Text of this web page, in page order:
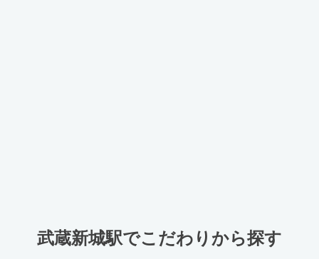
武蔵新城駅でこだわりから探す